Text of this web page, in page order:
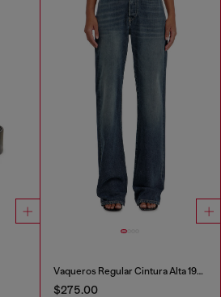
Vaqueros Regular Cintura Alta 1971 D-Sent
$275.00